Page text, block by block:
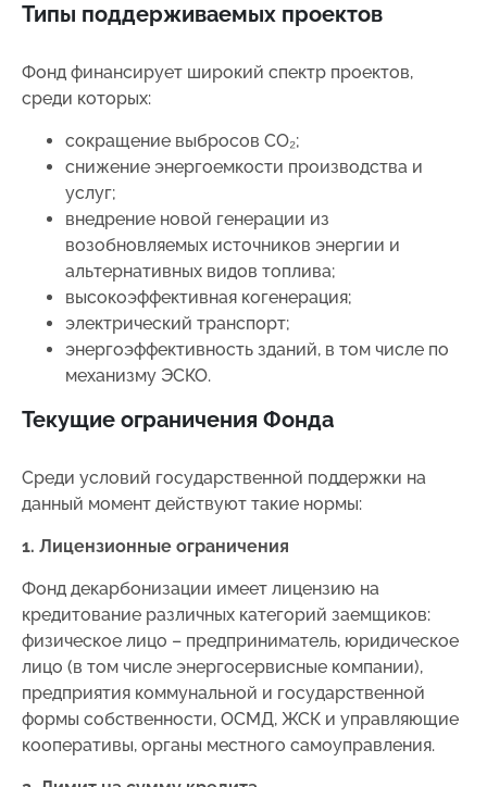
Типы поддерживаемых проектов
Фонд финансирует широкий спектр проектов,
среди которых:
сокращение выбросов CO₂;
снижение энергоемкости производства и
услуг;
внедрение новой генерации из
возобновляемых источников энергии и
альтернативных видов топлива;
высокоэффективная когенерация;
электрический транспорт;
энергоэффективность зданий, в том числе по
механизму ЭСКО.
Текущие ограничения Фонда
Среди условий государственной поддержки на
данный момент действуют такие нормы:
1. Лицензионные ограничения
Фонд декарбонизации имеет лицензию на
кредитование различных категорий заемщиков:
физическое лицо – предприниматель, юридическое
лицо (в том числе энергосервисные компании),
предприятия коммунальной и государственной
формы собственности, ОСМД, ЖСК и управляющие
кооперативы, органы местного самоуправления.